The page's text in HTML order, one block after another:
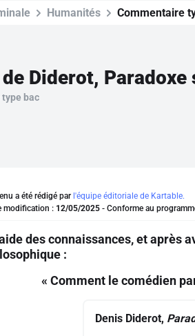
Humanités Commentaire
Diderot, Paradoxe
bac
a été rédigé par l'équipe éditoriale de Kartable.
modification : 12/05/2025 - Conforme au
des connaissances, et après
:
« Comment le comédien
Denis Diderot,